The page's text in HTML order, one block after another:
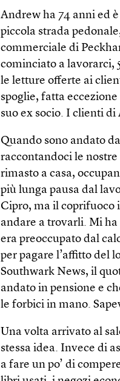
Andrew ha 74 anni ed
piccola strada
commerciale di
cominciato a lavorarci,
le letture offerte ai
spoglie, fatta
suo ex socio. I clienti
Quando sono andato
raccontandoci le
rimasto a casa,
più lunga pausa dal
Cipro, ma il coprifuoco
andare a trovarli. Mi
era preoccupato dal
per pagare l’affitto del
Southwark News, il
andato in pensione e
le forbici in mano.
Una volta arrivato al
stessa idea. Invece di
a fare un po’ di